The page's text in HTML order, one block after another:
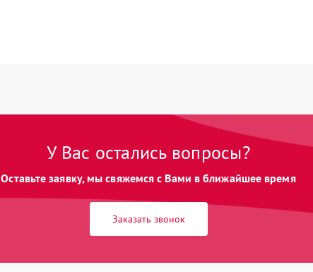
У Вас остались вопросы?
Оставьте заявку, мы свяжемся с Вами в ближайшее время
Заказать звонок